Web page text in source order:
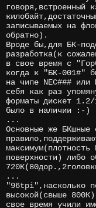
говоря,встроенный
записываемых на
обратно).
Вроде бы,для БК-
разработка(к
в свое время с
когда к "БК-001#"
на чипе NEC### или
себя как раз
форматы дискет
было в наличии :-)
...
Основные же БКшные
максимум(плотность
поверхности) либо
...
"96tpi",насколько
высокой(свыше
свое время учили